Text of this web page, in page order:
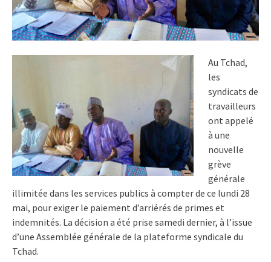
Au Tchad,
les
syndicats de
travailleurs
ont appelé
à une
nouvelle
grève
générale
illimitée dans les services publics à compter de ce lundi 28
mai, pour exiger le paiement d’arriérés de primes et
indemnités. La décision a été prise samedi dernier, à l’issue
d’une Assemblée générale de la plateforme syndicale du
Tchad.